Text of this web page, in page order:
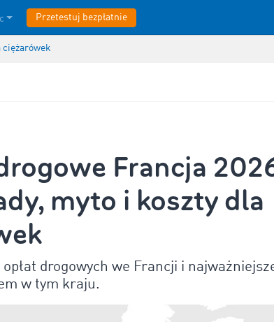
Przetestuj bezpłatnie
ciężarówek
Francja
myto i koszty dla
drogowych we Francji i
w tym kraju.